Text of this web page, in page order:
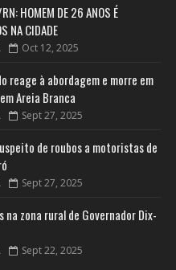
HOMEM DE 26 ANOS É
NA CIDADE
Oct 12, 2025
reage à abordagem e morre em
Areia Branca
Sept 27, 2025
de roubos a motoristas de
Sept 27, 2025
zona rural de Governador Dix-
Sept 22, 2025